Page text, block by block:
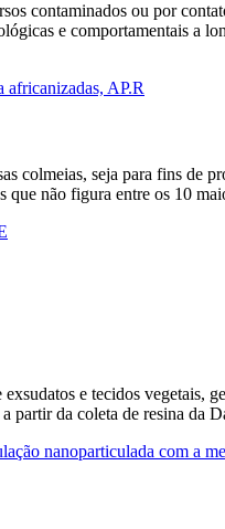
contaminados ou por
e comportamentais a
africanizadas, AP.R
colmeias, seja para fins de
não figura entre os 10
e tecidos vegetais,
partir da coleta de resina da
nanoparticulada com a